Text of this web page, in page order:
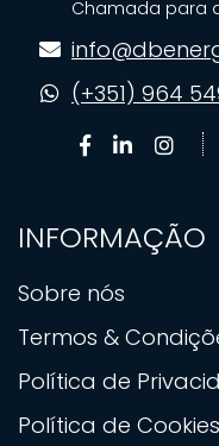
Chamada para
(+351) 964
Facebook
Linkedin
page
INFORMAÇÃO
Sobre nós
Termos &
Política de
Política de Cookies